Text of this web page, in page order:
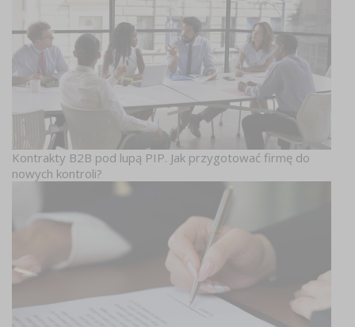
Kontrakty B2B pod lupą PIP. Jak przygotować firmę do
nowych kontroli?